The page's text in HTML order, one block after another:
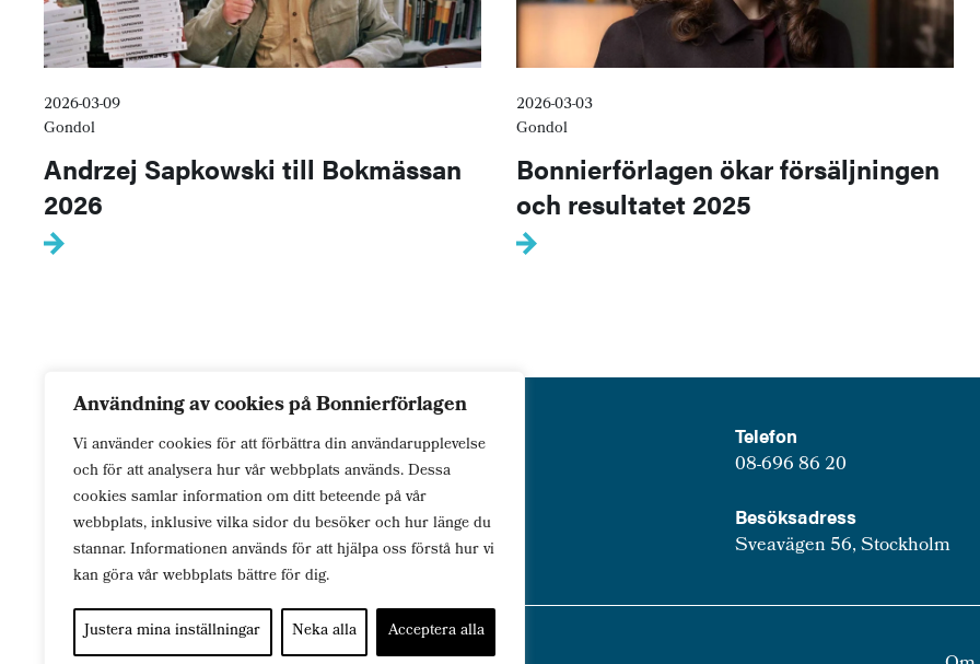
Användning av cookies på Bonnierförlagen
Vi använder cookies för att förbättra din användarupplevelse
och för att analysera hur vår webbplats används. Dessa
cookies samlar information om ditt beteende på vår
webbplats, inklusive vilka sidor du besöker och hur länge du
stannar. Informationen används för att hjälpa oss förstå hur vi
kan göra vår webbplats bättre för dig.
Justera mina inställningar Neka alla Acceptera alla
2026-03-09
Gondol
Andrzej Sapkowski till Bokmässan
2026
2026-03-03
Gondol
Bonnierförlagen ökar försäljningen
och resultatet 2025
För dig somlevergenom berättelser. Passion.
Mystik. Ödesmättad kärlek. Välj din verklighet.
Telefon
08-696 86 20
Besöksadress
Sveavägen 56, Stockholm